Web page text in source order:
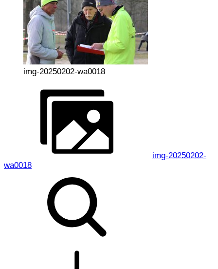
img-20250202-wa0018
img-20250202-
wa0018